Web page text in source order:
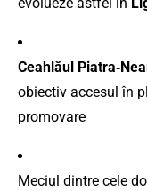
evolueze astfel în
Ceahlăul
obiectiv accesul în
promovare
Meciul dintre cele